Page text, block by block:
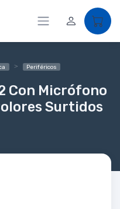
Periféricos
Con Micrófono
Surtidos